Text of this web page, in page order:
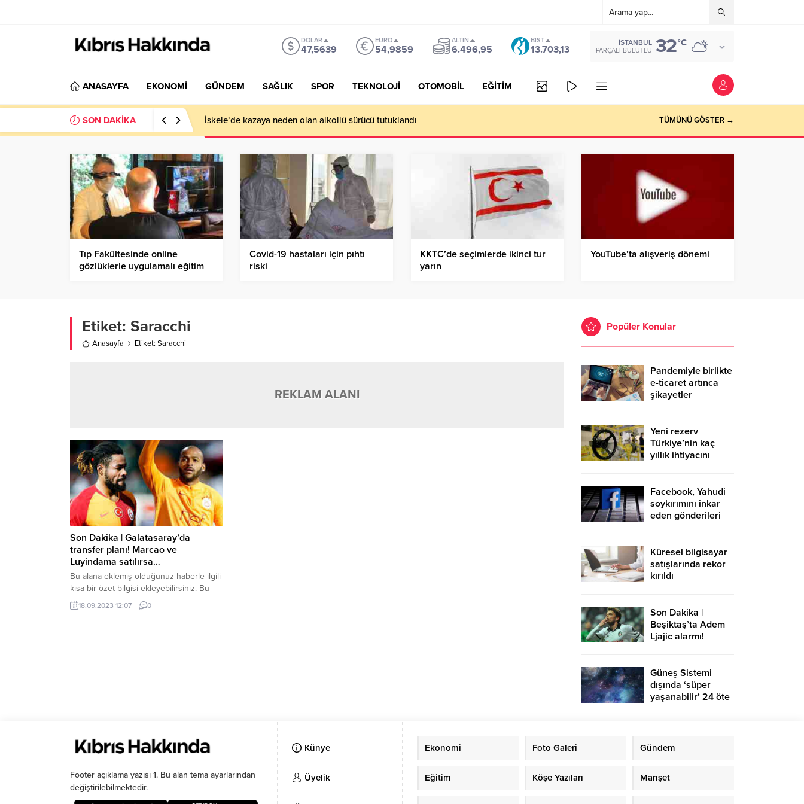
DOLAR
47,5639
EURO
54,9859
ALTIN
6.496,95
BIST
13.703,13
İSTANBUL
PARÇALI BULUTLU 32°C
ANASAYFA EKONOMİ GÜNDEM SAĞLIK SPOR TEKNOLOJİ OTOMOBİL EĞİTİM
SON DAKİKA İskele’de kazaya neden olan alkollü sürücü tutuklandı TÜMÜNÜ GÖSTER →
Tıp Fakültesinde online
gözlüklerle uygulamalı eğitim
Covid-19 hastaları için pıhtı
riski
KKTC’de seçimlerde ikinci tur
yarın
YouTube’ta alışveriş dönemi
Etiket: Saracchi
Anasayfa Etiket: Saracchi
REKLAM ALANI
Son Dakika | Galatasaray’da
transfer planı! Marcao ve
Luyindama satılırsa…
Bu alana eklemiş olduğunuz haberle ilgili
kısa bir özet bilgisi ekleyebilirsiniz. Bu
metin yazı düzenleme sayfasında “Özet”
bölümünden eklenebilir. Özet
18.09.2023 12:07 0
Popüler Konular
Pandemiyle birlikte
e-ticaret artınca
şikayetler
Yeni rezerv
Türkiye’nin kaç
yıllık ihtiyacını
Facebook, Yahudi
soykırımını inkar
eden gönderileri
Küresel bilgisayar
satışlarında rekor
kırıldı
Son Dakika |
Beşiktaş’ta Adem
Ljajic alarmı!
Güneş Sistemi
dışında ‘süper
yaşanabilir’ 24 öte
Footer açıklama yazısı 1. Bu alan tema ayarlarından
değiştirilebilmektedir.
Künye
Üyelik
Ekonomi Foto Galeri Gündem
Eğitim Köşe Yazıları Manşet